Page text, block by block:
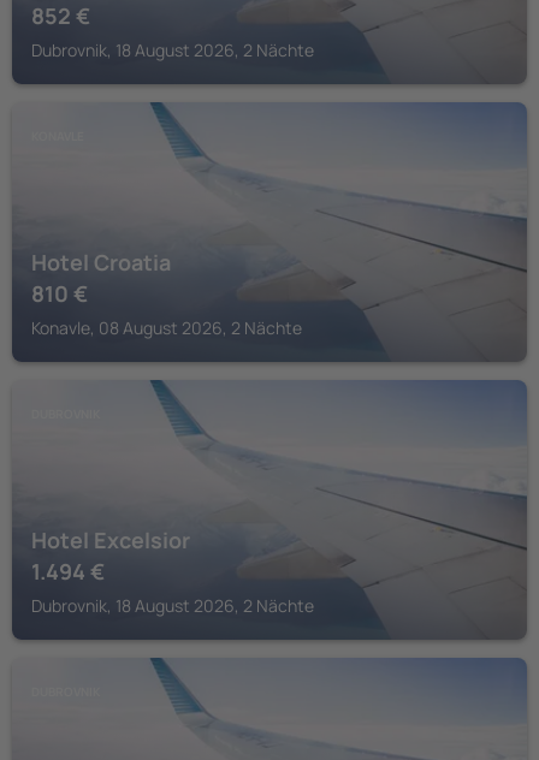
852 €
Dubrovnik, 18 August 2026, 2 Nächte
Hotel Croatia
810 €
Konavle, 08 August 2026, 2 Nächte
Hotel Excelsior
1.494 €
Dubrovnik, 18 August 2026, 2 Nächte